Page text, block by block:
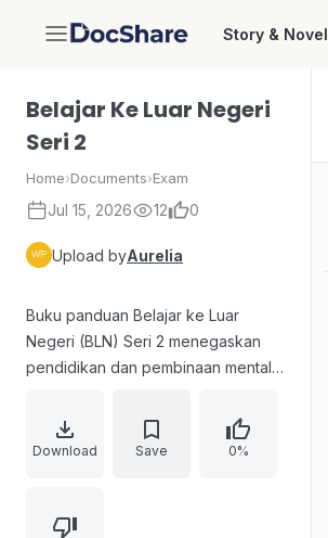
DocShare Story & Novel
Belajar Ke Luar Negeri
Seri 2
Home›Documents›Exam
Jul 15, 2026 12 0
Upload byAurelia
Buku panduan Belajar ke Luar
Negeri (BLN) Seri 2 menegaskan
pendidikan dan pembinaan mental
sumber daya manusia. Mengulas
tantangan berupa keterbatasan
studi ke luar negeri dapat dicapai
Download Save 0%